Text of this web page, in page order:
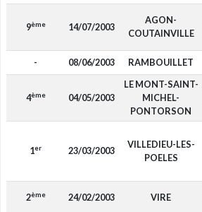
9ème 14/07/2003
AGON-
COUTAINVILLE
- 08/06/2003 RAMBOUILLET
4ème 04/05/2003
LE MONT-SAINT-
MICHEL-
PONTORSON
1er 23/03/2003
VILLEDIEU-LES-
POELES
2ème 24/02/2003 VIRE